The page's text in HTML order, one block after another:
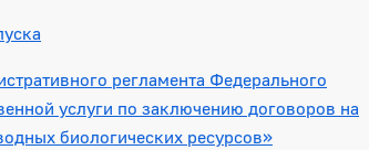
регламента Федерального
услуги по заключению договоров на
биологических ресурсов»